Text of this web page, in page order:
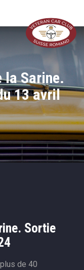
la Sarine.
13 avril
Sortie
de 40